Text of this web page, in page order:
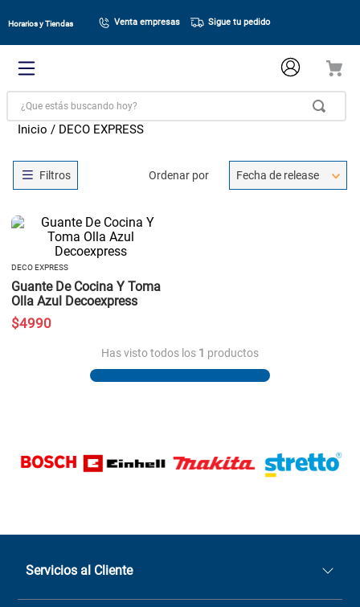
Horarios y Tiendas Venta empresas Sigue tu pedido
¿Que estás buscando hoy?
DECO EXPRESS
Ordenar por Fecha de release
DECO EXPRESS
Guante De Cocina Y Toma
Olla Azul Decoexpress
$4990
Has visto todos los 1 productos
Servicios al Cliente
Quiénes somos